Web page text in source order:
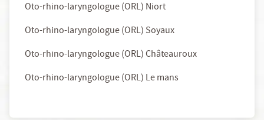
Oto-rhino-laryngologue (ORL) Niort
Oto-rhino-laryngologue (ORL) Soyaux
Oto-rhino-laryngologue (ORL) Châteauroux
Oto-rhino-laryngologue (ORL) Le mans